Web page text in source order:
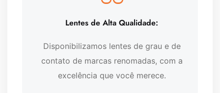
Lentes de Alta Qualidade:
Disponibilizamos lentes de grau e de
contato de marcas renomadas, com a
excelência que você merece.